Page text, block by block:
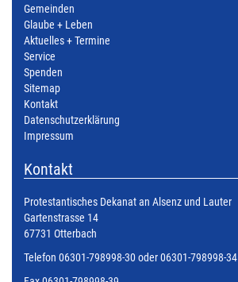
Gemeinden
Glaube + Leben
Aktuelles + Termine
Service
Spenden
Sitemap
Kontakt
Datenschutzerklärung
Impressum
Kontakt
Protestantisches Dekanat an Alsenz und Lauter
Gartenstrasse 14
67731 Otterbach
Telefon 06301-798998-30 oder 06301-798998-34